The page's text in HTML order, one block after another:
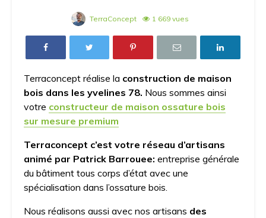
TerraConcept 1 669 vues
Terraconcept réalise la construction de maison
bois dans les yvelines 78. Nous sommes ainsi
votre constructeur de maison ossature bois
sur mesure premium
Terraconcept c’est votre réseau d’artisans
animé par Patrick Barrouee: entreprise générale
du bâtiment tous corps d’état avec une
spécialisation dans l’ossature bois.
Nous réalisons aussi avec nos artisans des